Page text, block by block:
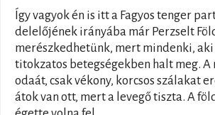
Így vagyok én is itt a Fagyos tenger
delelőjének irányába már Perzselt
merészkedhetünk, mert mindenki,
titokzatos betegségekben halt meg. A
odaát, csak vékony, korcsos szálakat
átok van ott, mert a levegő tiszta. A